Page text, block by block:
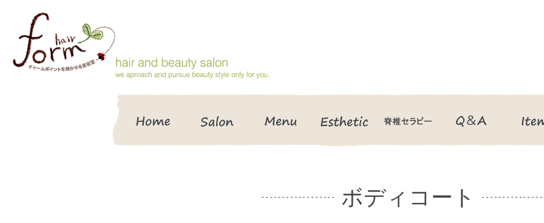
HOME Salon Menu Esthetic 脊椎セラピー Q＆A
ボディコート